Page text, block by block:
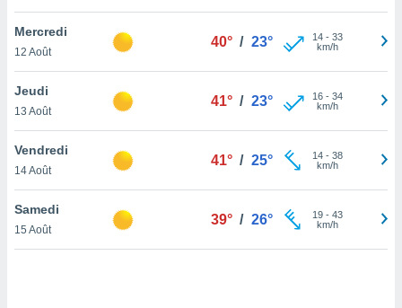
votre
à
en
le
Mercredi
12 Août
40° / 23° 14- 33
km/h
Jeudi
13 Août
41° / 23° 16- 34
km/h
Vendredi
14 Août
41° / 25° 14- 38
km/h
Samedi
15 Août
39° / 26° 19- 43
km/h